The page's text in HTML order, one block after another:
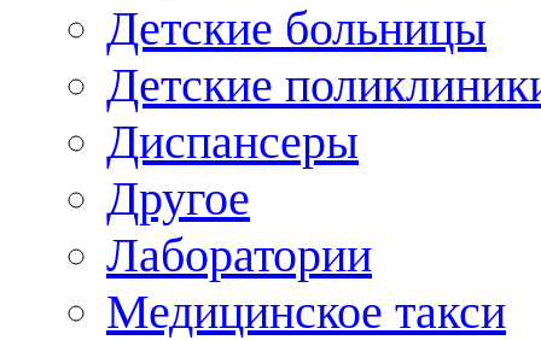
Детские больницы
Детские
Диспансеры
Другое
Лаборатории
Медицинское такси